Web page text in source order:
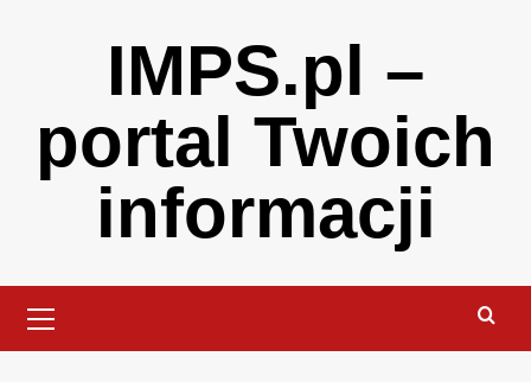
IMPS.pl –
portal Twoich
informacji
Menu